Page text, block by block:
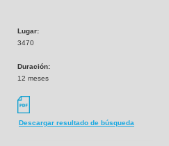
Lugar:
3470
Duración:
12 meses
Descargar resultado de búsqueda